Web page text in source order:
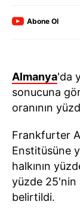
Abone Ol
Almanya'da
sonucuna
oranının
Frankfurter
Enstitüsüne
halkının
yüzde 25'nin
belirtildi.